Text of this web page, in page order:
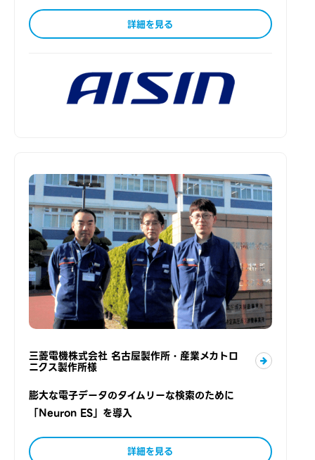
詳細を見る
三菱電機株式会社 名古屋製作所・産業メカトロ
ニクス製作所様
膨大な電子データのタイムリーな検索のために
「Neuron ES」を導入
詳細を見る